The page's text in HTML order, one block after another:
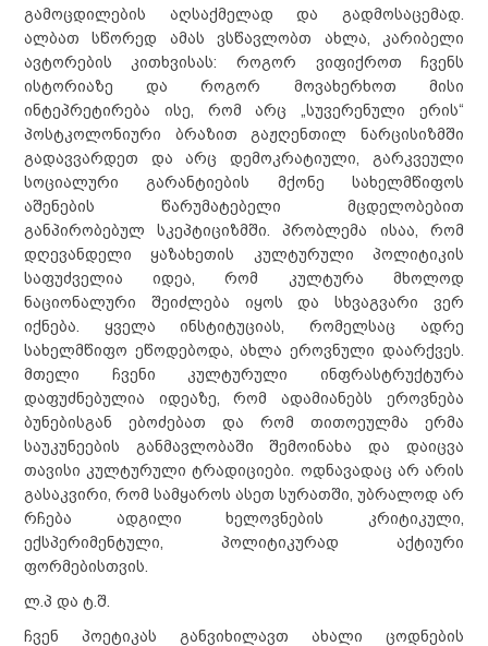
გამოცდილების აღსაქმელად და გადმოსაცემად.
ალბათ სწორედ ამას ვსწავლობთ ახლა, კარიბელი
ავტორების კითხვისას: როგორ ვიფიქროთ ჩვენს
ისტორიაზე და როგორ მოვახერხოთ მისი
ინტეპრეტირება ისე, რომ არც „სუვერენული ერის“
პოსტკოლონიური ბრაზით გაჟღენთილ ნარცისიზმში
გადავვარდეთ და არც დემოკრატიული, გარკვეული
სოციალური გარანტიების მქონე სახელმწიფოს
აშენების წარუმატებელი მცდელობებით
განპირობებულ სკეპტიციზმში. პრობლემა ისაა, რომ
დღევანდელი ყაზახეთის კულტურული პოლიტიკის
საფუძველია იდეა, რომ კულტურა მხოლოდ
ნაციონალური შეიძლება იყოს და სხვაგვარი ვერ
იქნება. ყველა ინსტიტუციას, რომელსაც ადრე
სახელმწიფო ეწოდებოდა, ახლა ეროვნული დაარქვეს.
მთელი ჩვენი კულტურული ინფრასტრუქტურა
დაფუძნებულია იდეაზე, რომ ადამიანებს ეროვნება
ბუნებისგან ებოძებათ და რომ თითოეულმა ერმა
საუკუნეების განმავლობაში შემოინახა და დაიცვა
თავისი კულტურული ტრადიციები. ოდნავადაც არ არის
გასაკვირი, რომ სამყაროს ასეთ სურათში, უბრალოდ არ
რჩება ადგილი ხელოვნების კრიტიკული,
ექსპერიმენტული, პოლიტიკურად აქტიური
ფორმებისთვის.
ლ.პ და ტ.შ.
ჩვენ პოეტიკას განვიხილავთ ახალი ცოდნების